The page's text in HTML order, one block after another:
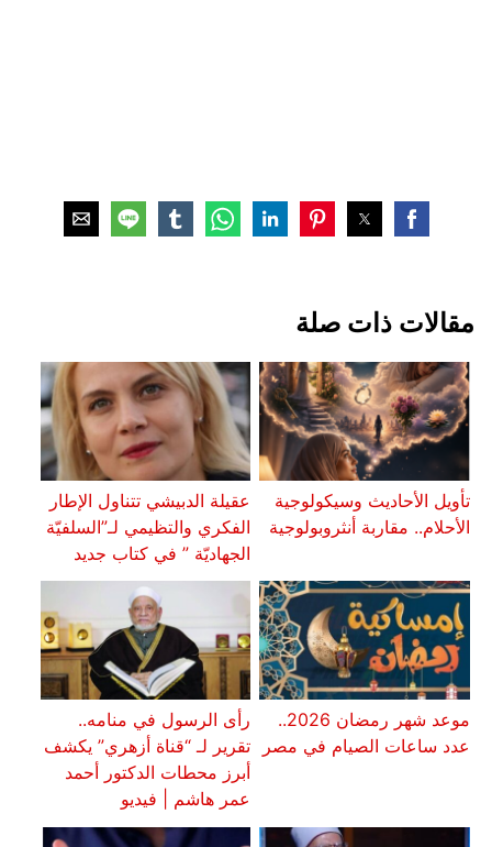
مقالات ذات صلة
تأويل الأحاديث وسيكولوجية
الأحلام.. مقاربة أنثروبولوجية
عقيلة الدبيشي تتناول الإطار
الفكري والتظيمي لـ”السلفيّة
الجهاديّة ” في كتاب جديد
موعد شهر رمضان 2026..
عدد ساعات الصيام في مصر
رأى الرسول في منامه..
تقرير لـ “قناة أزهري” يكشف
أبرز محطات الدكتور أحمد
عمر هاشم | فيديو